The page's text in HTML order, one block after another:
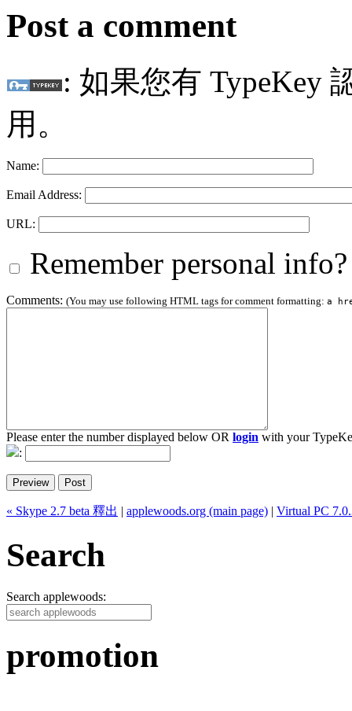
Post a comment
: 如果您有 TypeKey
用。
Name:
Email Address:
URL:
Remember personal info?
Comments: (You may use following HTML tags for comment formatting: a
Please enter the number displayed below OR login with your
:
« Skype 2.7 beta 釋出 | applewoods.org (main page) | Virtual PC
Search
Search applewoods:
promotion